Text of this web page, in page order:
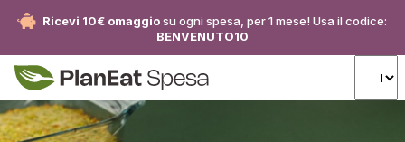
Ricevi 10€ omaggiosu ogni spesa, per 1 mese! Usa il codice:
BENVENUTO10